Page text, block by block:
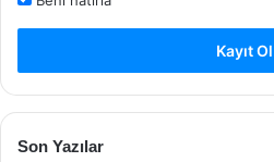
Kayıt Ol
Son Yazılar